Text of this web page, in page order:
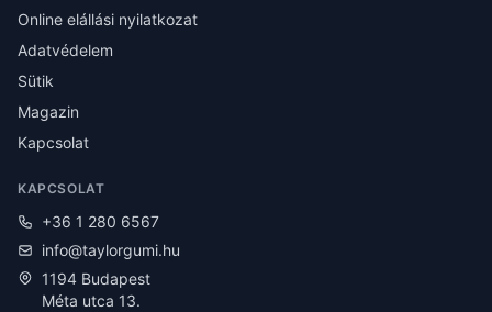
Online elállási nyilatkozat
Adatvédelem
Sütik
Magazin
Kapcsolat
KAPCSOLAT
+36 1 280 6567
info@taylorgumi.hu
1194 Budapest
Méta utca 13.